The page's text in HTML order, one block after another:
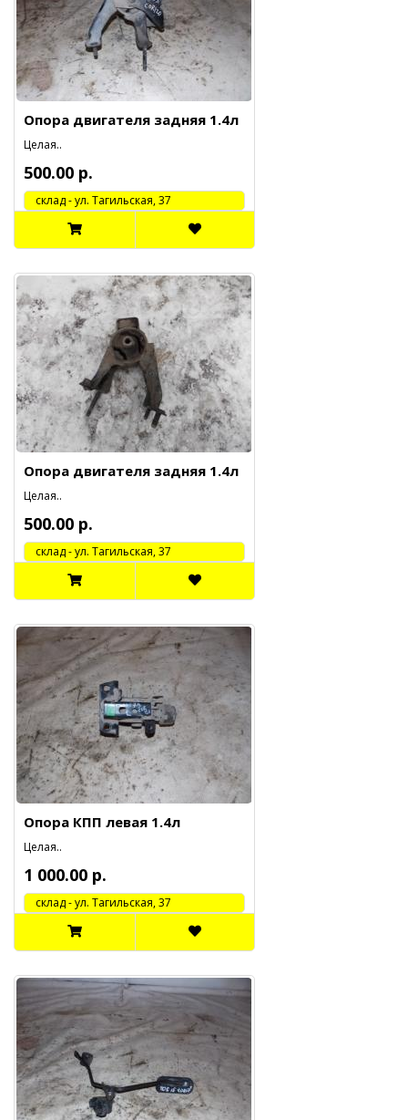
Опора двигателя задняя 1.4л
Целая..
500.00 р.
cклад - ул. Тагильская, 37
Опора двигателя задняя 1.4л
Целая..
500.00 р.
cклад - ул. Тагильская, 37
Опора КПП левая 1.4л
Целая..
1 000.00 р.
cклад - ул. Тагильская, 37